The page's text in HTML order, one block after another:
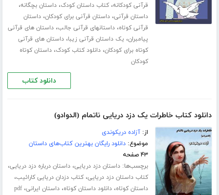
قرآنی کودکانه،کتاب داستان کودک،داستان بچگانه،
داستان قرآنی،داستان قرآنی برای کودکان،داستان
قرآنی کوتاه،داستانهای قرآنی جالب،داستان های قرآنی
پیامبران، یک داستان قرآنی زیبا،داستان های قرآنی
کوتاه برای کودکان،دانلود کتاب کودک،داستان کوتاه
کودکان
دانلود کتاب
دانلود کتاب خاطرات یک دزد دریایی ناتمام (الدوادو)
از:آزاده دریکوندی
موضوع:دانلود رایگان بهترین کتاب‌های داستان
۴۳ صفحه
برچسب‌ها:داستان دزد دریایی،داستان درباره دزد دریایی،
کتاب داستان دزد دریایی،کتاب دزدان دریایی کارائیب،
داستان کوتاه،دانلود داستان کوتاه،داستان ایرانی،pdf